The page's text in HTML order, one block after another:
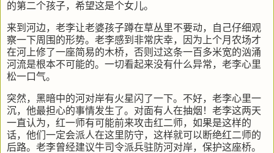
的第二个孩子，希望这是个女儿。
来到河边，老李让老婆孩子蹲在草丛里不要动，自己仔细观
察一下周围的形势。老李感到非常庆幸，因为上个月农场才
在河上修了一座简易的木桥，否则过这条一百多米宽的汹涌
河流是根本不可能的。一切看起来没有什么异常，老李心里
松一口气。
突然，黑暗中的河对岸有火星闪了一下。不好，老李心里一
沉，他最担心的事情发生了。对面有人在抽烟！老李这两天
一直认为，红一师有可能前来攻击红二师，如果是这样的
话，他们一定会派人在这里防守，这样就可以断绝红二师的
后路。老李曾经建议牛司令派兵驻防河对岸，保护这座桥。